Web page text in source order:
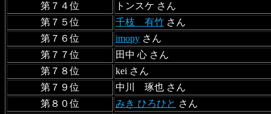
第７４位
トンスケ さん
第７５位
千枝 有竹 さん
第７６位
imopy さん
第７７位
田中 心 さん
第７８位
kei さん
第７９位
中川 琢也 さん
第８０位
みき ひろひと さん